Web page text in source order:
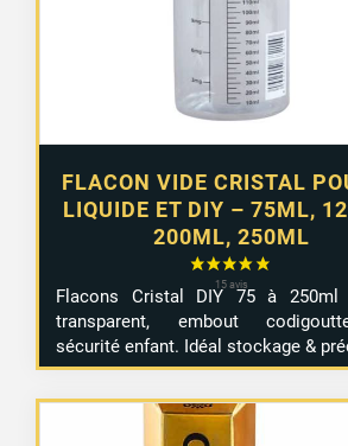
FLACON VIDE CRISTAL
LIQUIDE ET DIY – 75ML,
200ML, 250ML
à
4,99 €
Flacons Cristal DIY 75 à
transparent, embout
sécurité enfant. Idéal stockage &